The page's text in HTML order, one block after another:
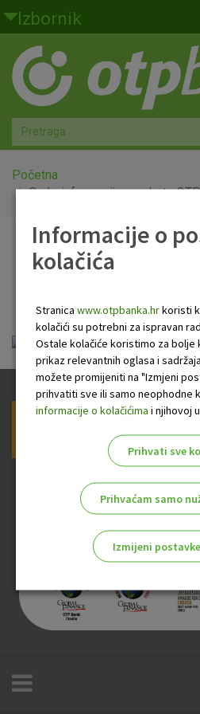
Skoči na glavni sadržaj
Izbornik
Građani
Privatno bankarstvo
Agro
Mala poduzeća i obrtnici
Globalna tržišta
O nama
Početna
Opće informacije o paketu
Opće
paket_internet.pdf
Informacije o
kolačića
Stranica www.otpbanka.hrkoristi
kolačići su potrebni za ispravan
Ostale kolačiće koristimo za bolje
prikaz relevantnih oglasa i
možete promijeniti na "Izmjeni
prihvatiti sve ili samo neophodne
informacije o kolačićima i njihovoj
Prihvati sve
Prihvaćam samo
Izmijeni